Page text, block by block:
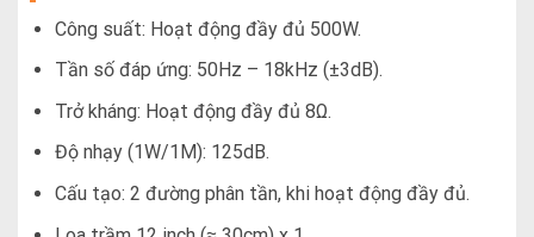
Công suất: Hoạt động đầy đủ 500W.
Tần số đáp ứng: 50Hz – 18kHz (±3dB).
Trở kháng: Hoạt động đầy đủ 8Ω.
Độ nhạy (1W/1M): 125dB.
Cấu tạo: 2 đường phân tần, khi hoạt động đầy đủ.